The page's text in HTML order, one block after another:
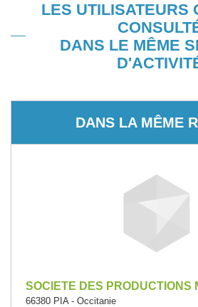
LES UTILISATEURS
DANS LE MÊME
DANS LA MÊME
SOCIETE DES PRODUCTIONS
66380 PIA - Occitanie